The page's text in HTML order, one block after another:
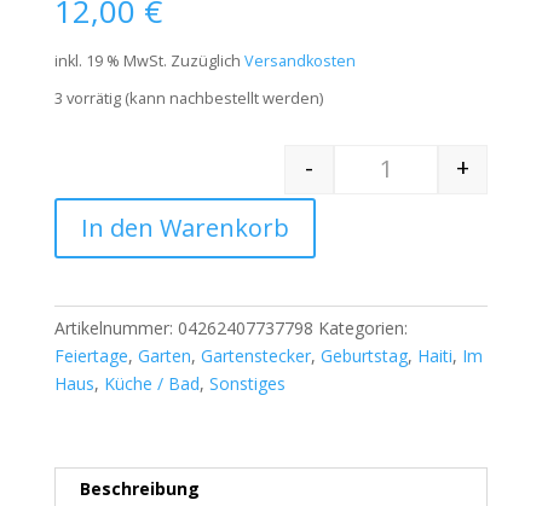
12,00 €
inkl. 19 % MwSt. Zuzüglich Versandkosten
3 vorrätig (kann nachbestellt werden)
Quantity
-
+
In den Warenkorb
Artikelnummer: 04262407737798 Kategorien:
Feiertage, Garten, Gartenstecker, Geburtstag, Haiti, Im
Haus, Küche / Bad, Sonstiges
Beschreibung